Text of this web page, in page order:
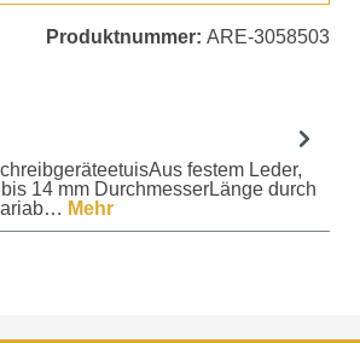
Produktnummer: ARE-3058503
festem Leder,
14 mm DurchmesserLänge durch
Mehr